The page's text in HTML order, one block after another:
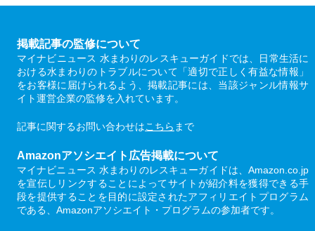
掲載記事の監修について
マイナビニュース 水まわりのレスキューガイドでは、日常生活に
おける水まわりのトラブルについて「適切で正しく有益な情報」
をお客様に届けられるよう、掲載記事には、当該ジャンル情報サ
イト運営企業の監修を入れています。
記事に関するお問い合わせはこちら まで
Amazonアソシエイト広告掲載について
マイナビニュース 水まわりのレスキューガイドは、Amazon.co.jp
を宣伝しリンクすることによってサイトが紹介料を獲得できる手
段を提供することを目的に設定されたアフィリエイトプログラム
である、Amazonアソシエイト・プログラムの参加者です。